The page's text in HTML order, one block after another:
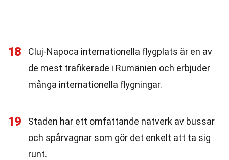
18
Cluj-Napoca internationella flygplats är en av
de mest trafikerade i Rumänien och erbjuder
många internationella flygningar.
19
Staden har ett omfattande nätverk av bussar
och spårvagnar som gör det enkelt att ta sig
runt.